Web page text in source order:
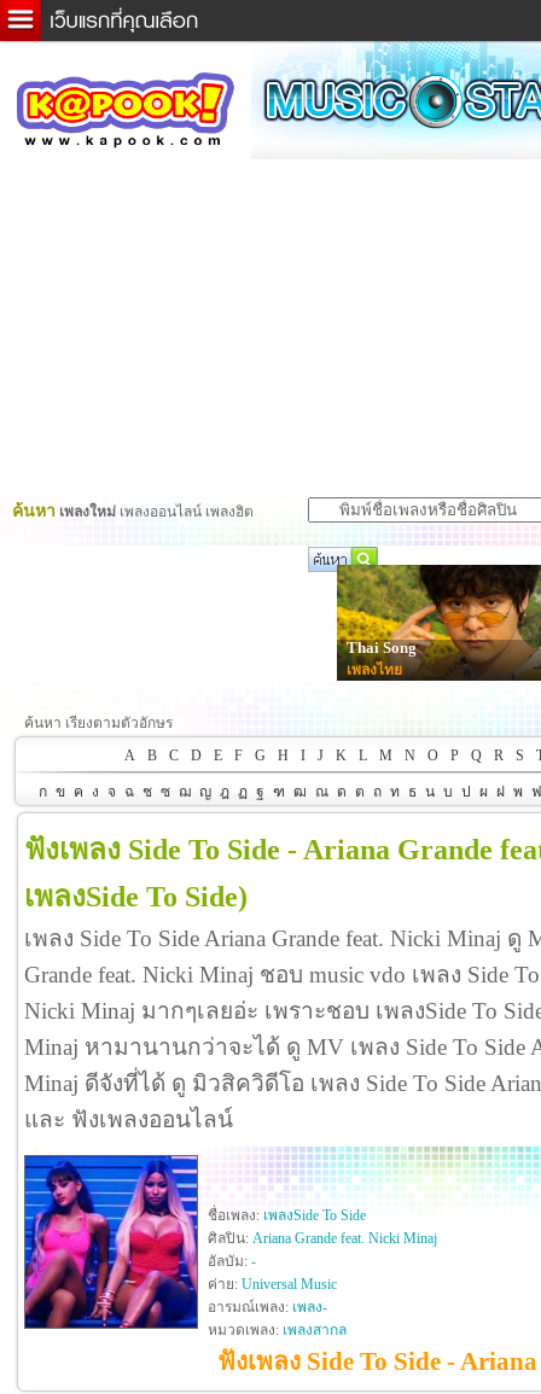
ข่าวด่วน
ละคร
ค้นหา เพลงใหม่ เพลงออนไลน์ เพลงฮิต
Thai Song
เพลงไทย
ค้นหา เรียงตามตัวอักษร
A
B C D E F G H I J K L M N O P Q R S
ก ข ค ง จ ฉ ช ซ ฌ ญ ฎ ฏ ฐ ฑ ฒ ณ ด ต ถ ท ธ น บ ป ผ ฝ พ ฟ
ฟังเพลง Side To Side - Ariana Grande
เพลงSide To Side)
เพลง Side To Side Ariana Grande feat. Nicki Minaj ดู
Grande feat. Nicki Minaj ชอบ music vdo เพลง Side To
Nicki Minaj มากๆเลยอ่ะ เพราะชอบ เพลงSide To
Minaj หามานานกว่าจะได้ ดู MV เพลง Side To Side
Minaj ดีจังที่ได้ ดู มิวสิควิดีโอ เพลง Side To Side
และ ฟังเพลงออนไลน์
ชื่อเพลง: เพลงSide To Side
ศิลปิน: Ariana Grande feat. Nicki Minaj
อัลบัม: -
ค่าย: Universal Music
อารมณ์เพลง: เพลง-
หมวดเพลง: เพลงสากล
ฟังเพลง Side To Side -